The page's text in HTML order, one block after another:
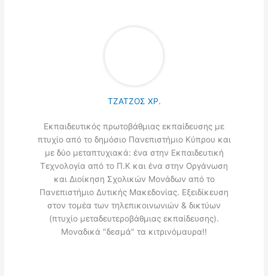
ΤΖΑΤΖΟΣ ΧΡ.
Εκπαιδευτικός πρωτοβάθμιας εκπαίδευσης με
πτυχίο από το δημόσιο Πανεπιστήμιο Κύπρου και
με δύο μεταπτυχιακά: ένα στην Εκπαιδευτική
Τεχνολογία από το Π.Κ και ένα στην Οργάνωση
και Διοίκηση Σχολικών Μονάδων από το
Πανεπιστήμιο Δυτικής Μακεδονίας. Εξειδίκευση
στον τομέα των τηλεπικοινωνιών & δικτύων
(πτυχίο μεταδευτεροβάθμιας εκπαίδευσης).
Μοναδικά "δεσμά" τα κιτρινόμαυρα!!